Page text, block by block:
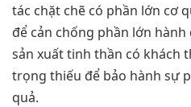
tác chặt chẽ có phần lớn cơ
để cản chống phần lớn
sản xuất tinh thần có khách
trọng thiếu để bảo hành sự
quả.